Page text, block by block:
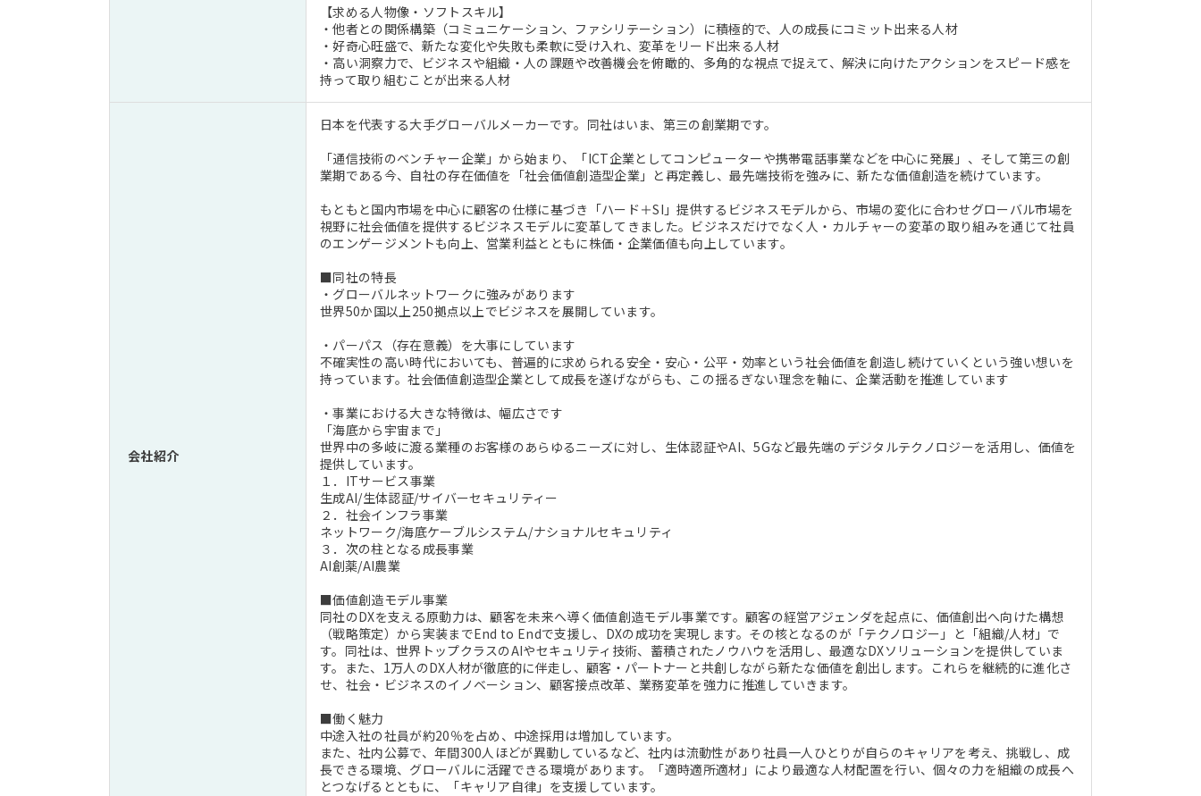
【求める人物像・ソフトスキル】
・他者との関係構築（コミュニケーション、ファシリテーション）に積極的で、人の成長にコミット出来る人材
・好奇心旺盛で、新たな変化や失敗も柔軟に受け入れ、変革をリード出来る人材
・高い洞察力で、ビジネスや組織・人の課題や改善機会を俯瞰的、多角的な視点で捉えて、解決に向けたアクションをスピード感を
持って取り組むことが出来る人材
会社紹介
日本を代表する大手グローバルメーカーです。同社はいま、第三の創業期です。
「通信技術のベンチャー企業」から始まり、「ICT企業としてコンピューターや携帯電話事業などを中心に発展」、そして第三の創
業期である今、自社の存在価値を「社会価値創造型企業」と再定義し、最先端技術を強みに、新たな価値創造を続けています。
もともと国内市場を中心に顧客の仕様に基づき「ハード＋SI」提供するビジネスモデルから、市場の変化に合わせグローバル市場を
視野に社会価値を提供するビジネスモデルに変革してきました。ビジネスだけでなく人・カルチャーの変革の取り組みを通じて社員
のエンゲージメントも向上、営業利益とともに株価・企業価値も向上しています。
■同社の特長
・グローバルネットワークに強みがあります
世界50か国以上250拠点以上でビジネスを展開しています。
・パーパス（存在意義）を大事にしています
不確実性の高い時代においても、普遍的に求められる安全・安心・公平・効率という社会価値を創造し続けていくという強い想いを
持っています。社会価値創造型企業として成長を遂げながらも、この揺るぎない理念を軸に、企業活動を推進しています
・事業における大きな特徴は、幅広さです
「海底から宇宙まで」
世界中の多岐に渡る業種のお客様のあらゆるニーズに対し、生体認証やAI、5Gなど最先端のデジタルテクノロジーを活用し、価値を
提供しています。
１．ITサービス事業
生成AI/生体認証/サイバーセキュリティー
２．社会インフラ事業
ネットワーク/海底ケーブルシステム/ナショナルセキュリティ
３．次の柱となる成長事業
AI創薬/AI農業
■価値創造モデル事業
同社のDXを支える原動力は、顧客を未来へ導く価値創造モデル事業です。顧客の経営アジェンダを起点に、価値創出へ向けた構想
（戦略策定）から実装までEnd to Endで支援し、DXの成功を実現します。その核となるのが「テクノロジー」と「組織/人材」で
す。同社は、世界トップクラスのAIやセキュリティ技術、蓄積されたノウハウを活用し、最適なDXソリューションを提供していま
す。また、1万人のDX人材が徹底的に伴走し、顧客・パートナーと共創しながら新たな価値を創出します。これらを継続的に進化さ
せ、社会・ビジネスのイノベーション、顧客接点改革、業務変革を強力に推進していきます。
■働く魅力
中途入社の社員が約20％を占め、中途採用は増加しています。
また、社内公募で、年間300人ほどが異動しているなど、社内は流動性があり社員一人ひとりが自らのキャリアを考え、挑戦し、成
長できる環境、グローバルに活躍できる環境があります。「適時適所適材」により最適な人材配置を行い、個々の力を組織の成長へ
とつなげるとともに、「キャリア自律」を支援しています。